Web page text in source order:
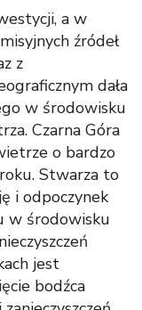
a w
źródeł
z
dała
w środowisku
Czarna Góra
o bardzo
Stwarza to
i odpoczynek
w środowisku
jest
bodźca